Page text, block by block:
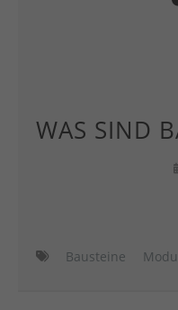
WAS SIND
Bausteine